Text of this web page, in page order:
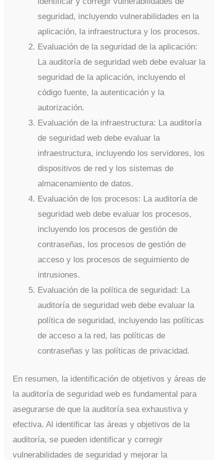
seguridad, incluyendo vulnerabilidades en la
aplicación, la infraestructura y los procesos.
Evaluación de la seguridad de la aplicación:
La auditoría de seguridad web debe evaluar la
seguridad de la aplicación, incluyendo el
código fuente, la autenticación y la
autorización.
Evaluación de la infraestructura: La auditoría
de seguridad web debe evaluar la
infraestructura, incluyendo los servidores, los
dispositivos de red y los sistemas de
almacenamiento de datos.
Evaluación de los procesos: La auditoría de
seguridad web debe evaluar los procesos,
incluyendo los procesos de gestión de
contraseñas, los procesos de gestión de
acceso y los procesos de seguimiento de
intrusiones.
Evaluación de la política de seguridad: La
auditoría de seguridad web debe evaluar la
política de seguridad, incluyendo las políticas
de acceso a la red, las políticas de
contraseñas y las políticas de privacidad.
En resumen, la identificación de objetivos y áreas de
la auditoría de seguridad web es fundamental para
asegurarse de que la auditoría sea exhaustiva y
efectiva. Al identificar las áreas y objetivos de la
auditoría, se pueden identificar y corregir
vulnerabilidades de seguridad y mejorar la